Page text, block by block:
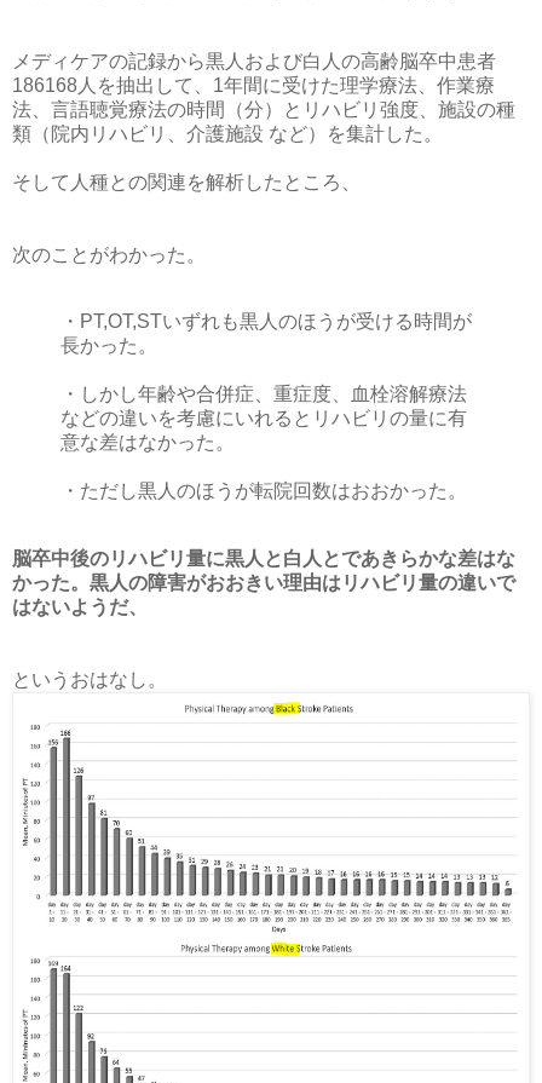
メディケアの記録から黒人および白人の高齢脳卒中患者
186168人を抽出して、1年間に受けた理学療法、作業療
法、言語聴覚療法の時間（分）とリハビリ強度、施設の種
類（院内リハビリ、介護施設 など）を集計した。
そして人種との関連を解析したところ、
次のことがわかった。
・PT,OT,STいずれも黒人のほうが受ける時間が
長かった。
・しかし年齢や合併症、重症度、血栓溶解療法
などの違いを考慮にいれるとリハビリの量に有
意な差はなかった。
・ただし黒人のほうが転院回数はおおかった。
脳卒中後のリハビリ量に黒人と白人とであきらかな差はな
かった。黒人の障害がおおきい理由はリハビリ量の違いで
はないようだ、
というおはなし。